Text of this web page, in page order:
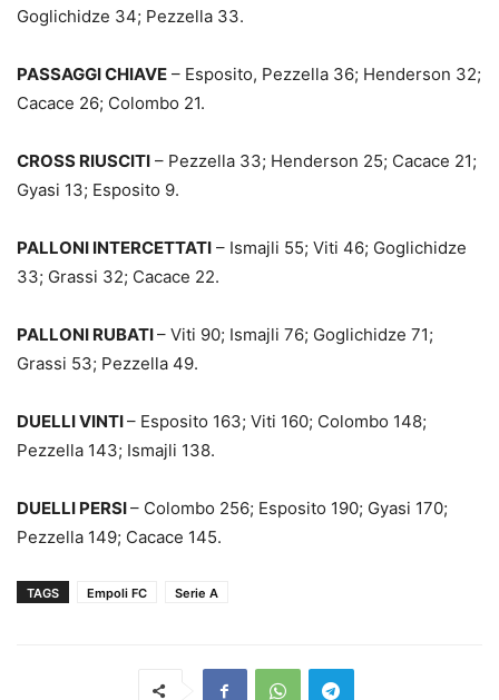
Goglichidze 34; Pezzella 33.
PASSAGGI CHIAVE – Esposito, Pezzella 36; Henderson 32;
Cacace 26; Colombo 21.
CROSS RIUSCITI – Pezzella 33; Henderson 25; Cacace 21;
Gyasi 13; Esposito 9.
PALLONI INTERCETTATI – Ismajli 55; Viti 46; Goglichidze
33; Grassi 32; Cacace 22.
PALLONI RUBATI– Viti 90; Ismajli 76; Goglichidze 71;
Grassi 53; Pezzella 49.
DUELLI VINTI– Esposito 163; Viti 160; Colombo 148;
Pezzella 143; Ismajli 138.
DUELLI PERSI– Colombo 256; Esposito 190; Gyasi 170;
Pezzella 149; Cacace 145.
TAGS Empoli FC Serie A